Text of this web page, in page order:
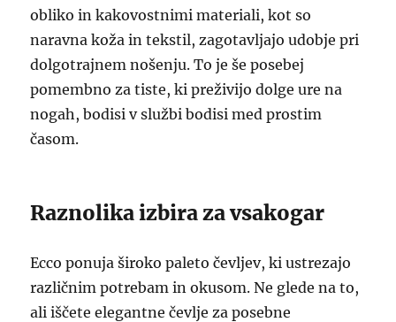
obliko in kakovostnimi materiali, kot so
naravna koža in tekstil, zagotavljajo udobje pri
dolgotrajnem nošenju. To je še posebej
pomembno za tiste, ki preživijo dolge ure na
nogah, bodisi v službi bodisi med prostim
časom.
Raznolika izbira za vsakogar
Ecco ponuja široko paleto čevljev, ki ustrezajo
različnim potrebam in okusom. Ne glede na to,
ali iščete elegantne čevlje za posebne